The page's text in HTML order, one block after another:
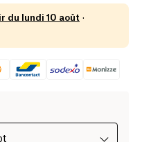
du lundi 10 août ·